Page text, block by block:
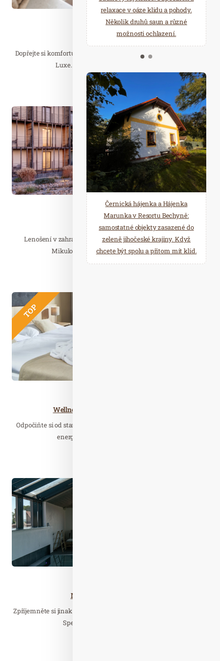
Wellness…
Děvín De Luxe
Dopřejte si komfortu a luxusu v nových a moderních pokojích De
Luxe. Skvělá snídaně, kvalitní víno…
Číst celý článek
Wellness…
Léto v Mikulově
Lenošení v zahradě u jezírka s drinkem v ruce nebo výlety
Mikulovskem a zážitky z jedinečného…
Čer. 01
2026
Wellness & Relax s 15% slevou & Léto
Odpočiňte si od starostí všedních dnů a přijeďte načerpat novou
energii do příjemné atmosféry Spa…
TOP
Mikulovská nedělOFFka
Zpříjemněte si jinak obyčejnou neděli se slevou na ubytování 20%!
Speciální nabídka je platná při…
relaxace v oáze klidu a pohody.
Několik druhů saun a různé
možnosti ochlazení.
starostí všedních dnů a přijeďte
načerpat novou energii do
Mariánských Lázní.
Černická hájenka a Hájenka
Marunka v Resortu Bechyně:
samostatné objekty zasazené do
zeleně jihočeské krajiny. Když
chcete být spolu a přitom mít klid.